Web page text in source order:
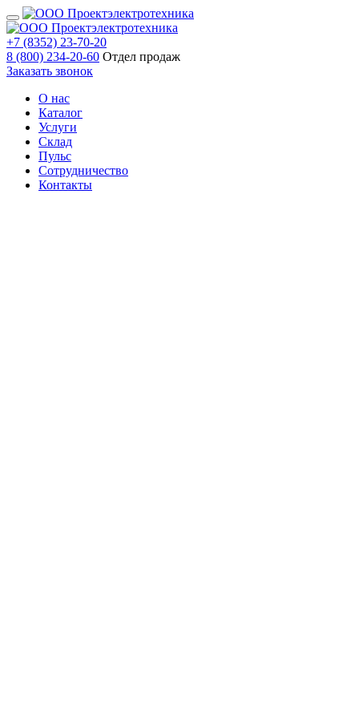
+7 (8352) 23-70-20
8 (800) 234-20-60 Отдел продаж
Заказать звонок
О нас
Каталог
Услуги
Склад
Пульс
Сотрудничество
Контакты